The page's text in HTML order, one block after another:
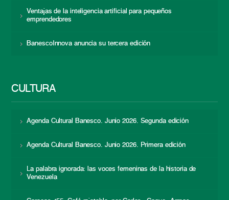
Ventajas de la inteligencia artificial para pequeños
emprendedores
BanescoInnova anuncia su tercera edición
CULTURA
Agenda Cultural Banesco. Junio 2026. Segunda edición
Agenda Cultural Banesco. Junio 2026. Primera edición
La palabra ignorada: las voces femeninas de la historia de
Venezuela